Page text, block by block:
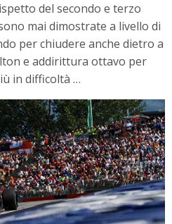
del secondo e terzo
mai dimostrate a livello di
per chiudere anche dietro a
e addirittura ottavo per
in difficoltà …